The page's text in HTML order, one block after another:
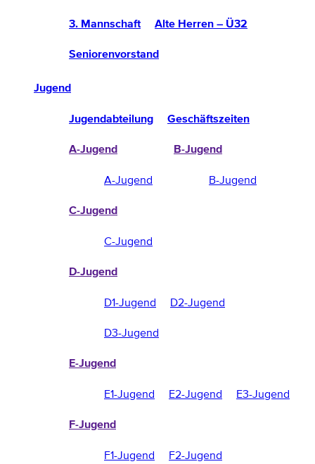
3. Mannschaft Alte Herren – Ü32
Seniorenvorstand
Jugend
Jugendabteilung Geschäftszeiten
A-Jugend
A-Jugend
B-Jugend
B-Jugend
C-Jugend
C-Jugend
D-Jugend
D1-Jugend
D2-Jugend
D3-Jugend
E-Jugend
E1-Jugend E2-Jugend E3-Jugend
F-Jugend
F1-Jugend F2-Jugend